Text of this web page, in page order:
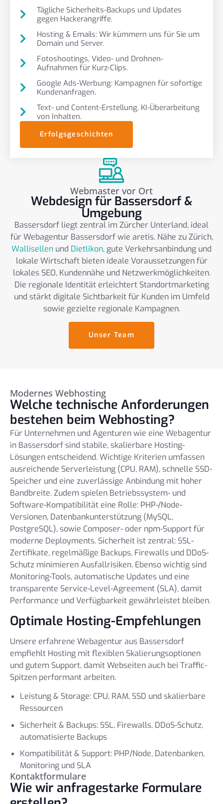
Tägliche Sicherheits-Backups und Updates
gegen Hackerangriffe.
Hosting & Emails: Wir kümmern uns für Sie um
Domain und Server.
Fotoshootings, Video- und Drohnen-
Aufnahmen für Kurz-Clips.
Google Ads-Werbung: Kampagnen für sofortige
Kundenanfragen.
Text- und Content-Erstellung. KI-Überarbeitung
von Inhalten.
Erfolgsgeschichten
Webmaster vor Ort
Webdesign für Bassersdorf &
Umgebung
Bassersdorf liegt zentral im Zürcher Unterland, ideal
für Webagentur Bassersdorf wie aretis. Nähe zu Zürich,
Wallisellen und Dietlikon, gute Verkehrsanbindung und
lokale Wirtschaft bieten ideale Voraussetzungen für
lokales SEO, Kundennähe und Netzwerkmöglichkeiten.
Die regionale Identität erleichtert Standortmarketing
und stärkt digitale Sichtbarkeit für Kunden im Umfeld
sowie gezielte regionale Kampagnen.
Unser Team
Modernes Webhosting
Welche technische Anforderungen
bestehen beim Webhosting?
Für Unternehmen und Agenturen wie eine Webagentur
in Bassersdorf sind stabile, skalierbare Hosting-
Lösungen entscheidend. Wichtige Kriterien umfassen
ausreichende Serverleistung (CPU, RAM), schnelle SSD-
Speicher und eine zuverlässige Anbindung mit hoher
Bandbreite. Zudem spielen Betriebssystem- und
Software-Kompatibilität eine Rolle: PHP-/Node-
Versionen, Datenbankunterstützung (MySQL,
PostgreSQL), sowie Composer- oder npm-Support für
moderne Deployments. Sicherheit ist zentral: SSL-
Zertifikate, regelmäßige Backups, Firewalls und DDoS-
Schutz minimieren Ausfallrisiken. Ebenso wichtig sind
Monitoring-Tools, automatische Updates und eine
transparente Service-Level-Agreement (SLA), damit
Performance und Verfügbarkeit gewährleistet bleiben.
Optimale Hosting-Empfehlungen
Unsere erfahrene Webagentur aus Bassersdorf
empfiehlt Hosting mit flexiblen Skalierungsoptionen
und gutem Support, damit Webseiten auch bei Traffic-
Spitzen performant arbeiten.
Leistung & Storage: CPU, RAM, SSD und skalierbare
Ressourcen
Sicherheit & Backups: SSL, Firewalls, DDoS-Schutz,
automatisierte Backups
Kompatibilität & Support: PHP/Node, Datenbanken,
Monitoring und SLA
Kontaktformulare
Wie wir anfragestarke Formulare